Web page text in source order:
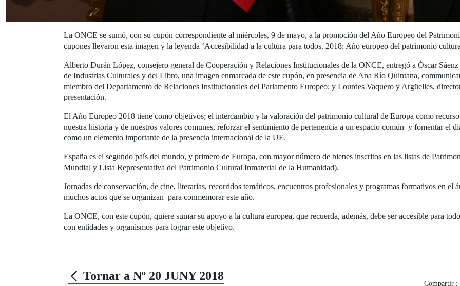
La ONCE se sumó, con su cupón correspondiente al miércoles, 9 de mayo, a la promoción del Año Europeo del
cupones llevaron esta imagen y la leyenda ‘Accesibilidad a la cultura para todos. 2018: Año europeo del patrimonio
Alberto Durán López, consejero general de Cooperación y Relaciones Institucionales de la ONCE, entregó a Óscar
de Industrias Culturales y del Libro, una imagen enmarcada de este cupón, en presencia de Ana Río Quintana,
miembro del Departamento de Relaciones Institucionales del Parlamento Europeo; y Lourdes Vaquero y Argüelles,
presentación.
El Año Europeo 2018 tiene como objetivos; el intercambio y la valoración del patrimonio cultural de Europa como
nuestra historia y de nuestros valores comunes, reforzar el sentimiento de pertenencia a un espacio común y fomentar el
como un elemento importante de la presencia internacional de la UE.
España es el segundo país del mundo, y primero de Europa, con mayor número de bienes inscritos en las listas de
Mundial y Lista Representativa del Patrimonio Cultural Inmaterial de la Humanidad).
Jornadas de conservación, de cine, literarias, recorridos temáticos, encuentros profesionales y programas formativos en el
muchos actos que se organizan para conmemorar este año.
La ONCE, con este cupón, quiere sumar su apoyo a la cultura europea, que recuerda, además, debe ser accesible para
con entidades y organismos para lograr este objetivo.
Tornar a Nº 20 JUNY 2018
Compartir :